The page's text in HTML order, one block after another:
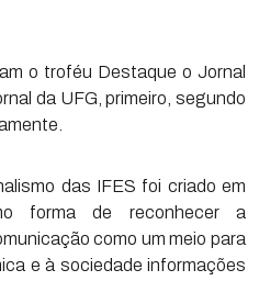
o troféu Destaque o Jornal
da UFG, primeiro, segundo
das IFES foi criado em
forma de reconhecer a
como um meio para
e à sociedade informações